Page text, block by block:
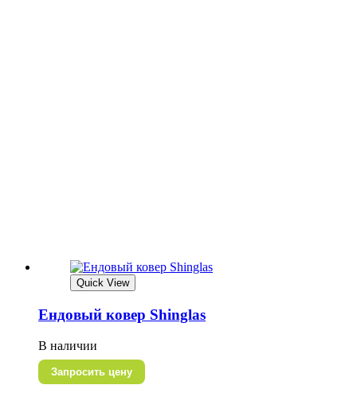
Quick View
Ендовый ковер Shinglas
В наличии
Запросить цену